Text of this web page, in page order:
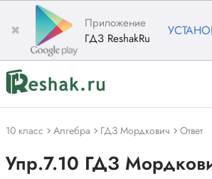
✖
Приложение
ГДЗ ReshakRu
10 класс Алгебра ГДЗ Мордкович Ответ
Упр.7.10 ГДЗ